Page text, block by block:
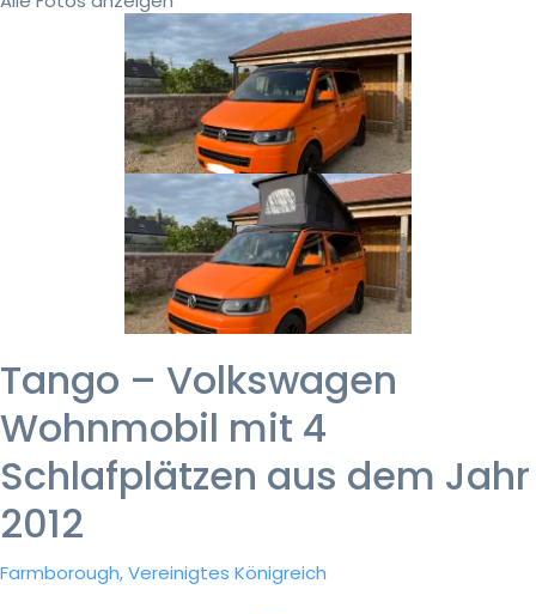
Tango – Volkswagen
Wohnmobil mit 4
Schlafplätzen aus dem Jahr
2012
Farmborough, Vereinigtes Königreich